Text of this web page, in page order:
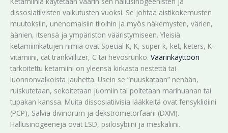
dissosiatiivisten vaikutusten vuoksi. Se johtaa aistikokemusten
muutoksiin, unenomaisiin tiloihin ja myös näkemysten, värien,
äänien, itsensä ja ympäristön vääristymiseen. Yleisiä
ketamiinikatujen nimiä ovat Special K, K, super k, ket, keters, K-
vitamiini, cat trankvillizer, C tai hevosrunko. Väärinkäyttöön
tarkoitettu ketamiini on yleensä kirkasta nestettä tai
luonnonvalkoista jauhetta. Usein se ”nuuskataan” nenään,
ruiskutetaan, sekoitetaan juomiin tai poltetaan marihuanan tai
tupakan kanssa. Muita dissosiatiivisia lääkkeitä ovat fensyklidiini
(PCP), Salvia divinorum ja dekstrometorfaani (DXM).
Hallusinogeenejä ovat LSD, psilosybiini ja meskaliini.